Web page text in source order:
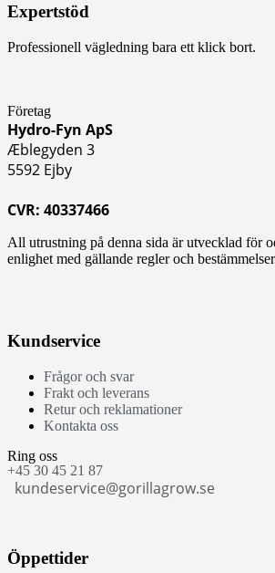
Expertstöd
Professionell vägledning bara ett klick bort.
Företag
Hydro-Fyn ApS
Æblegyden 3
5592 Ejby
CVR: 40337466
All utrustning på denna sida är utvecklad för
enlighet med gällande regler och
Kundservice
Frågor och svar
Frakt och leverans
Retur och reklamationer
Kontakta oss
Ring oss
+45 30 45 21 87
kundeservice@gorillagrow.se
Öppettider